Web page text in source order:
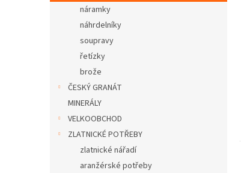
n
náramky
náhrdelníky
soupravy
řetízky
brože
ČESKÝ GRANÁT
MINERÁLY
VELKOOBCHOD
ZLATNICKÉ POTŘEBY
zlatnické nářadí
aranžérské potřeby